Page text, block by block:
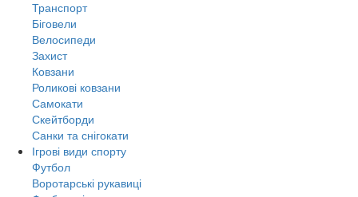
Транспорт
Біговели
Велосипеди
Захист
Ковзани
Роликові ковзани
Самокати
Скейтборди
Санки та снігокати
Ігрові види спорту
Футбол
Воротарські рукавиці